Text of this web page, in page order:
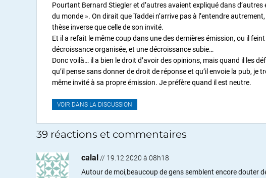
Pourtant Bernard Stiegler et d’autres avaient expliqué dans
du monde ». On dirait que Taddei n’arrive pas à l’entendre
thèse inverse que celle de son invité.
Et il a refait le même coup dans une des dernières émission, ou il
décroissance organisée, et une décroissance subie…
Donc voilà… il a bien le droit d’avoir des opinions, mais quand il les
qu’il pense sans donner de droit de réponse et qu’il envoie la pub, je
même invité à sa propre émission. Je préfère quand il est neutre.
VOIR DANS LA DISCUSSION
39 réactions et commentaires
calal // 19.12.2020 à 08h18
Autour de moi,beaucoup de gens semblent encore douter